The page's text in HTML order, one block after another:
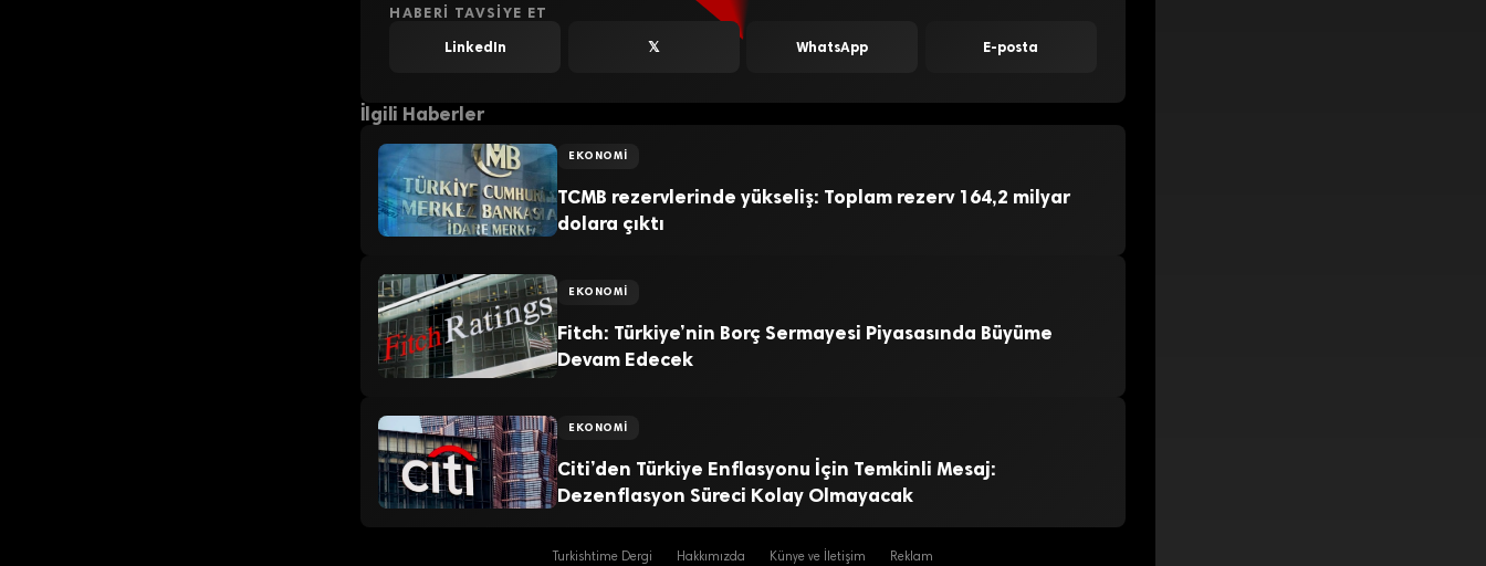
HABERI TAVSIYE ET
LinkedIn 𝕏 WhatsApp E-posta
İlgili Haberler
EKONOMI
TCMB rezervlerinde yükseliş: Toplam rezerv 164,2 milyar
dolara çıktı
EKONOMI
Fitch: Türkiye’nin Borç Sermayesi Piyasasında Büyüme
Devam Edecek
EKONOMI
Citi’den Türkiye Enflasyonu İçin Temkinli Mesaj:
Dezenflasyon Süreci Kolay Olmayacak
Turkishtime Dergi Hakkımızda Künye ve İletişim Reklam